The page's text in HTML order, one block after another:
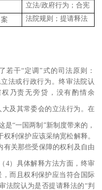
立法/政府行为；合宪
法院规则；提请释法
若干“定调”式的司法原则：
法或行政行为。终审法院认
乃责无旁贷，没有酌情余
及其常委会的立法行为。在
是“一国两制”新制度带来的，
权利保护应该采纳宽松解释。
有关那些受保障的权利及自由
4）具体解释方法方面，终审
而且权利保护应当符合国际
法院认为是否提请释法的“判